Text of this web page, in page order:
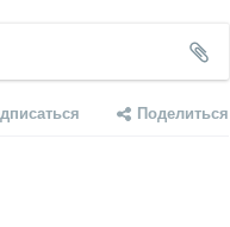
Поделиться